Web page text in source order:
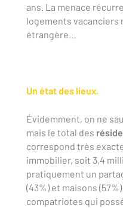
ans. La menace
logements vacanciers
étrangère…
Un état des lieux.
Évidemment, on ne
mais le total des
correspond très
immobilier, soit 3,4
pratiquement un
(43%) et maisons
compatriotes qui